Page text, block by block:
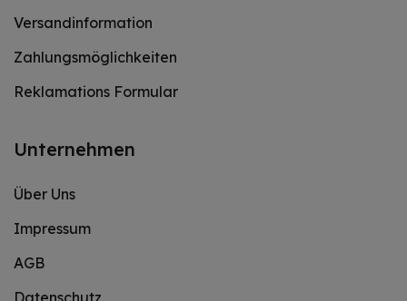
Versandinformation
Zahlungsmöglichkeiten
Reklamations Formular
Unternehmen
Über Uns
Impressum
AGB